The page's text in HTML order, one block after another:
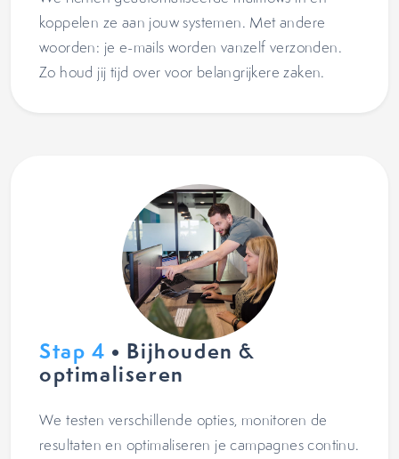
koppelen ze aan jouw systemen. Met andere
woorden: je e-mails worden vanzelf verzonden.
Zo houd jij tijd over voor belangrijkere zaken.
Stap 4 • Bijhouden &
optimaliseren
We testen verschillende opties, monitoren de
resultaten en optimaliseren je campagnes continu.